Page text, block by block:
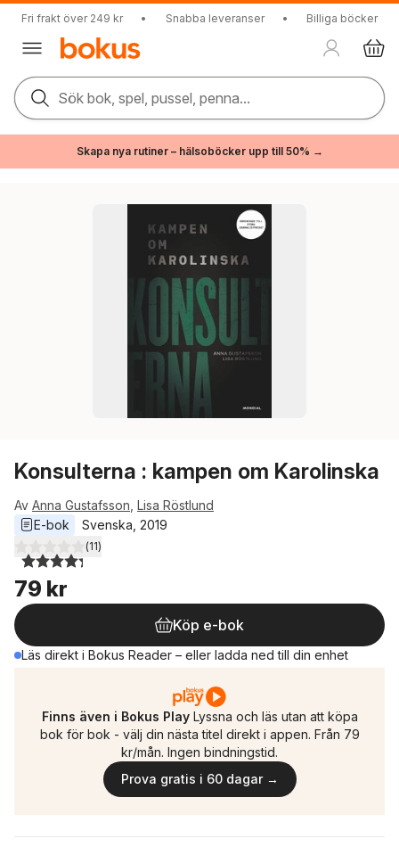
Fri frakt över 249 kr • Snabba leveranser • Billiga böcker
Sök bok, spel, pussel, penna...
Skapa nya rutiner – hälsoböcker upp till 50% →
Konsulterna : kampen om Karolinska
Av Anna Gustafsson Lisa Röstlund
E-bok
Svenska 2019
4,3utav 5 stjärnor. Totalt antal röster:
(11)
79 kr
Köp e-bok
Läs direkt i Bokus Reader – eller ladda ned till din enhet
Finns även i Bokus Play Lyssna och läs utan att köpa
bok för bok - välj din nästa titel direkt i appen. Från 79
kr/mån. Ingen bindningstid.
Prova gratis i 60 dagar →